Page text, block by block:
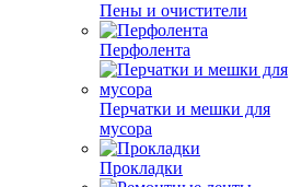
Пены и очистители
Перфолента
Перчатки и мешки для
мусора
Прокладки